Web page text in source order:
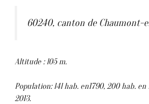
60240, canton de Chaumont-
Altitude : l05 m.
Population: l4l hab. en1790, 200 hab. en
2013.